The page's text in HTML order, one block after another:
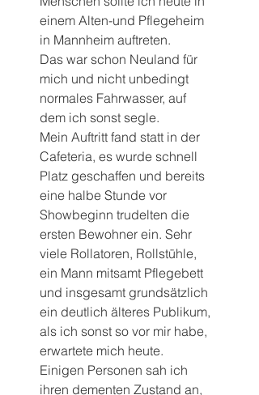
einem Alten-und Pflegeheim
in Mannheim auftreten.
Das war schon Neuland für
mich und nicht unbedingt
normales Fahrwasser, auf
dem ich sonst segle.
Mein Auftritt fand statt in der
Cafeteria, es wurde schnell
Platz geschaffen und bereits
eine halbe Stunde vor
Showbeginn trudelten die
ersten Bewohner ein. Sehr
viele Rollatoren, Rollstühle,
ein Mann mitsamt Pflegebett
und insgesamt grundsätzlich
ein deutlich älteres Publikum,
als ich sonst so vor mir habe,
erwartete mich heute.
Einigen Personen sah ich
ihren dementen Zustand an,